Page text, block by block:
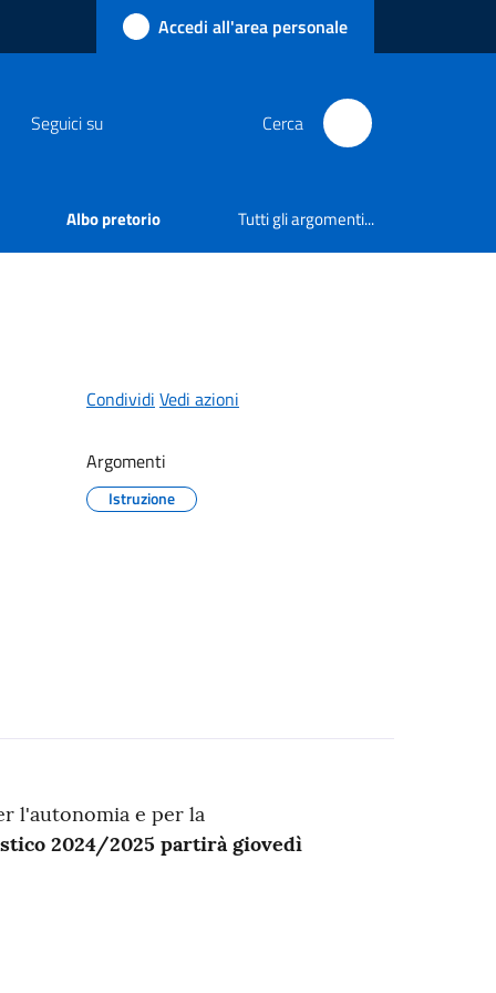
Accedi all'area personale
Seguici su Cerca
Albo pretorio Tutti gli argomenti...
Condividi Vedi azioni
Argomenti
Istruzione
l'autonomia e per la
2024/2025 partirà giovedì